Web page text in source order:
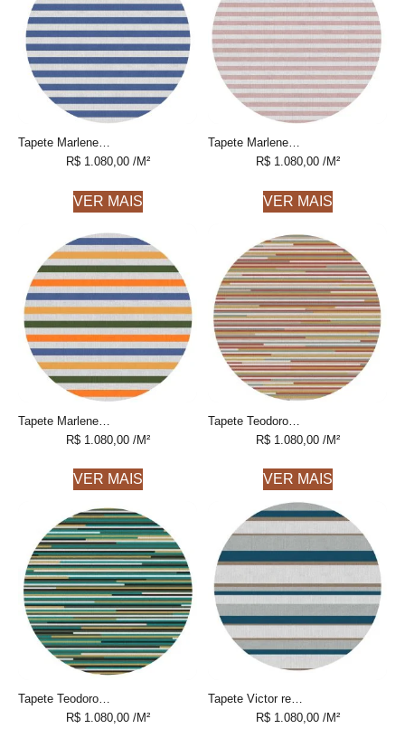
Tapete Marlene redondo 1 listrado feito à mão, 100% algodão reciclado
R$1.080,00/M²
VER MAIS
Tapete Marlene redondo 2 listrado feito à mão, 100% algodão reciclado
R$1.080,00/M²
VER MAIS
R$1.080,00/M²
VER MAIS
R$1.080,00/M²
VER MAIS
Tapete Teodoro redondo 2 Listras finas feito à mão, 100% algodão reciclado
R$1.080,00/M²
Tapete Victor redondo 2 Listrado feito à mão, 100% algodão reciclado
R$1.080,00/M²